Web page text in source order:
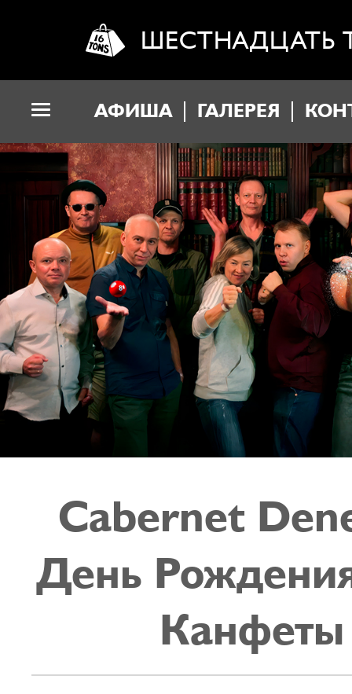
ШЕСТНАДЦАТЬ
АФИША ГАЛЕРЕЯ
Cabernet
День
Канфеты